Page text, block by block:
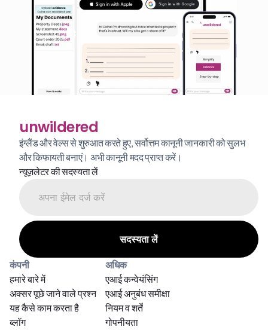
unwildered
इंग्लैंड और वेल्स से शुरुआत करते हुए, सर्वोत्तम कानूनी जानकारी को सुलभ
और किफायती बनाएं। अभी कानूनी मदद प्राप्त करें।
न्यूज़लेटर की सदस्यता लें
कंपनी
हमारे बारे में
अक्सर पूछे जाने वाले प्रश्न
यह कैसे काम करता है
ब्लॉग
अधिक
नियम व शर्तें
एआई अनुबंध समीक्षा
गोपनीयता
एआई कन्वेयंसिंग